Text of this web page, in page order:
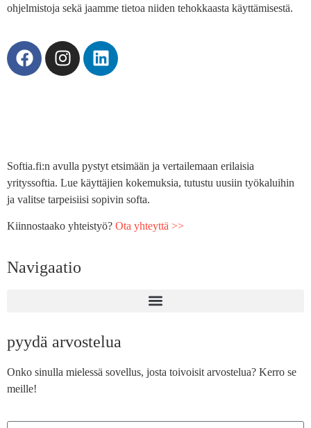
ohjelmistoja sekä jaamme tietoa niiden tehokkaasta käyttämisestä.
Softia.fi:n avulla pystyt etsimään ja vertailemaan erilaisia
yrityssoftia. Lue käyttäjien kokemuksia, tutustu uusiin työkaluihin
ja valitse tarpeisiisi sopivin softa.
Kiinnostaako yhteistyö? Ota yhteyttä >>
Navigaatio
pyydä arvostelua
Onko sinulla mielessä sovellus, josta toivoisit arvostelua? Kerro se
meille!